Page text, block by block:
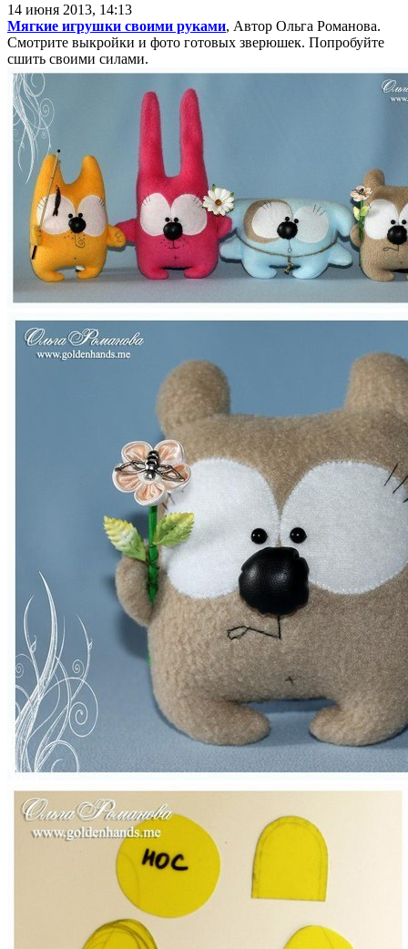
14 июня 2013, 14:13
Мягкие игрушки своими руками, Автор Ольга Романова.
Смотрите выкройки и фото готовых зверюшек. Попробуйте
сшить своими силами.